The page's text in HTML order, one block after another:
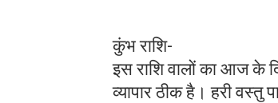
कुंभ राशि-
इस राशि वालों का आज के
व्यापार ठीक है। हरी वस्तु